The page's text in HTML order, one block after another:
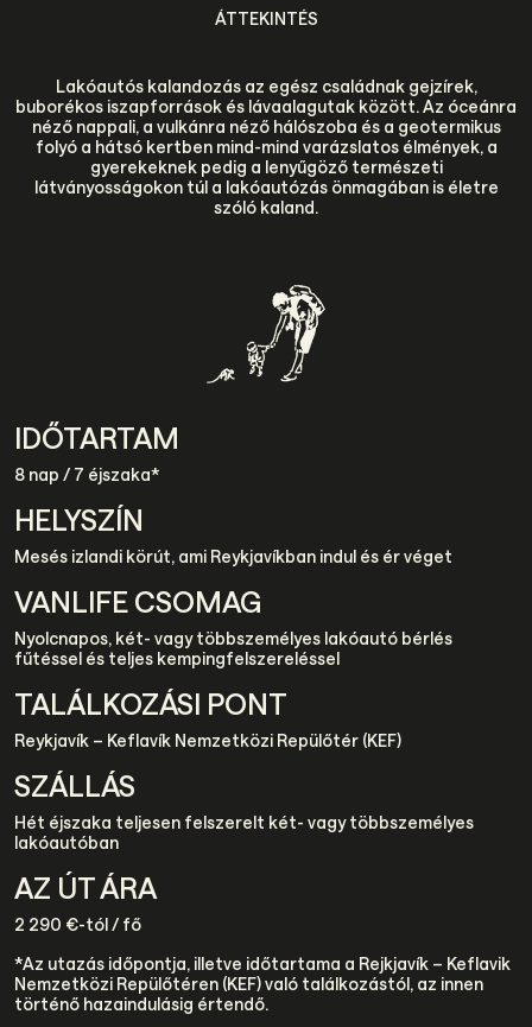
ÁTTEKINTÉS
Lakóautós kalandozás az egész családnak gejzírek,
buborékos iszapforrások és lávaalagutak között. Az óceánra
néző nappali, a vulkánra néző hálószoba és a geotermikus
folyó a hátsó kertben mind-mind varázslatos élmények, a
gyerekeknek pedig a lenyűgöző természeti
látványosságokon túl a lakóautózás önmagában is életre
szóló kaland.
IDŐTARTAM
8 nap / 7 éjszaka*
HELYSZÍN
Mesés izlandi körút, ami Reykjavíkban indul és ér véget
VANLIFE CSOMAG
Nyolcnapos, két- vagy többszemélyes lakóautó bérlés
fűtéssel és teljes kempingfelszereléssel
TALÁLKOZÁSI PONT
Reykjavík – Keflavík Nemzetközi Repülőtér (KEF)
SZÁLLÁS
Hét éjszaka teljesen felszerelt két- vagy többszemélyes
lakóautóban
AZ ÚT ÁRA
2 290 €-tól / fő
*Az utazás időpontja, illetve időtartama a Rejkjavík – Keflavik
Nemzetközi Repülőtéren (KEF) való találkozástól, az innen
történő hazaindulásig értendő.